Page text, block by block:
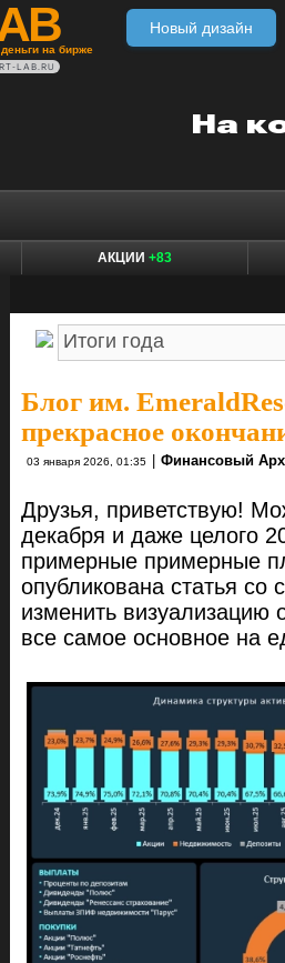
на бирже
Новый дизайн
LAB.RU
АКЦИИ +83
Блог им.
прекрасное
03 января 2026, 01:35 Финансовый
Друзья, приветствую!
декабря и даже целого
примерные примерные
опубликована статья со
изменить визуализацию
все самое основное на